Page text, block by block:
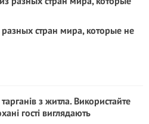
стран мира, которые не